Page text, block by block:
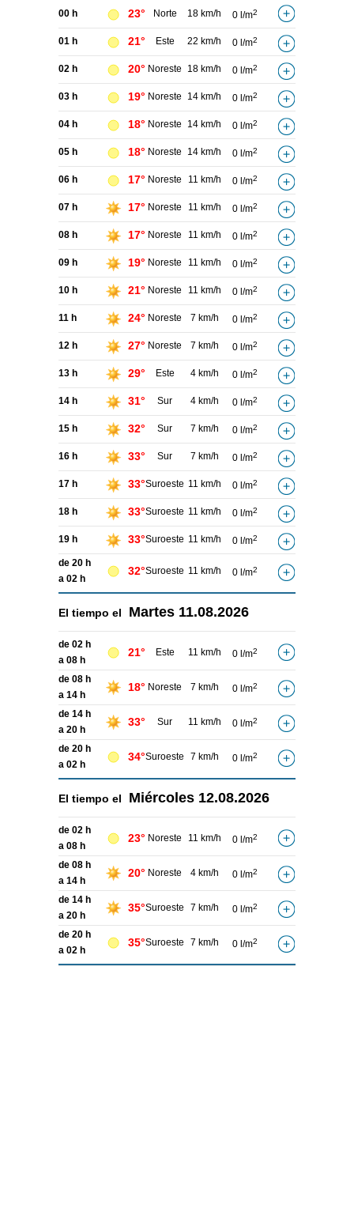
00 h 23° Norte 18 km/h 0 l/m2
01 h 21° Este 22 km/h 0 l/m2
02 h 20° Noreste 18 km/h 0 l/m2
03 h 19° Noreste 14 km/h 0 l/m2
04 h 18° Noreste 14 km/h 0 l/m2
05 h 18° Noreste 14 km/h 0 l/m2
06 h 17° Noreste 11 km/h 0 l/m2
07 h 17° Noreste 11 km/h 0 l/m2
08 h 17° Noreste 11 km/h 0 l/m2
09 h 19° Noreste 11 km/h 0 l/m2
10 h 21° Noreste 11 km/h 0 l/m2
11 h 24° Noreste 7 km/h 0 l/m2
12 h 27° Noreste 7 km/h 0 l/m2
13 h 29° Este 4 km/h 0 l/m2
14 h 31° Sur 4 km/h 0 l/m2
15 h 32° Sur 7 km/h 0 l/m2
16 h 33° Sur 7 km/h 0 l/m2
17 h 33°Suroeste 11 km/h 0 l/m2
18 h 33°Suroeste 11 km/h 0 l/m2
19 h 33°Suroeste 11 km/h 0 l/m2
de 20 h
a 02 h
32°Suroeste 11 km/h 0 l/m2
El tiempo el Martes 11.08.2026
de 02 h
a 08 h
21° Este 11 km/h 0 l/m2
de 08 h
a 14 h
18° Noreste 7 km/h 0 l/m2
de 14 h
a 20 h
33° Sur 11 km/h 0 l/m2
de 20 h
a 02 h
34°Suroeste 7 km/h 0 l/m2
El tiempo el Miércoles 12.08.2026
de 02 h
a 08 h
23° Noreste 11 km/h 0 l/m2
de 08 h
a 14 h
20° Noreste 4 km/h 0 l/m2
de 14 h
a 20 h
35°Suroeste 7 km/h 0 l/m2
de 20 h
a 02 h
35°Suroeste 7 km/h 0 l/m2